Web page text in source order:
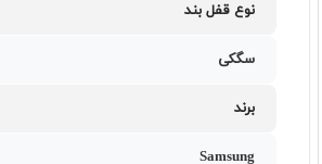
نوع قفل بند
سگکی
برند
Samsung